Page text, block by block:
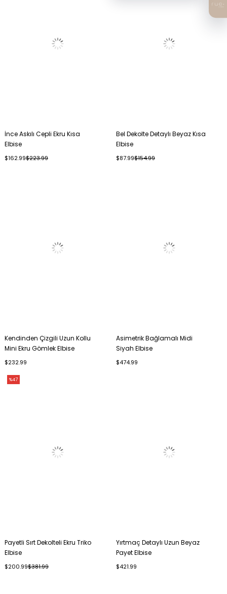
İnce Askılı Cepli Ekru Kısa
Elbise
$162.99$223.99
Bel Dekolte Detaylı Beyaz Kısa
Elbise
$87.99$154.99
Kendinden Çizgili Uzun Kollu
Mini Ekru Gömlek Elbise
$232.99
Asimetrik Bağlamalı Midi
Siyah Elbise
$474.99
Payetli Sırt Dekolteli Ekru Triko
Elbise
$200.99$381.99
%47
Yırtmaç Detaylı Uzun Beyaz
Payet Elbise
$421.99